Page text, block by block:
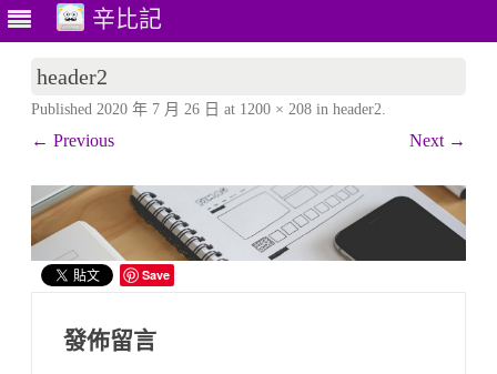
辛比記
header2
Published 2020 年 7 月 26 日 at 1200 × 208 in header2.
← Previous Next →
Save
發佈留言